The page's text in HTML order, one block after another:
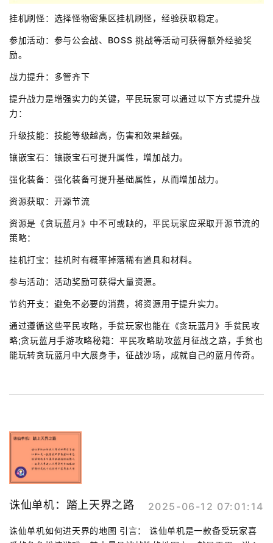
挂机刷怪：选择怪物密集区挂机刷怪，经验获取稳定。
参加活动：参与公会战、BOSS 挑战等活动可获得额外经验奖
励。
战力提升：多管齐下
提升战力是增强实力的关键，平民玩家可以通过以下方式提升战
力：
升级技能：技能等级越高，伤害和效果越强。
镶嵌宝石：镶嵌宝石可提升属性，增加战力。
强化装备：强化装备可提升基础属性，从而增加战力。
资源获取：开源节流
资源是《贪玩蓝月》中不可或缺的，平民玩家应采取开源节流的
策略：
挂机打宝：挂机时有概率掉落稀有道具和材料。
参与活动：活动奖励可获得大量资源。
节约开支：避免不必要的消费，将资源用于提升实力。
通过遵循这些平民攻略，手贫玩家也能在《贪玩蓝月》手贫民攻
略;贪玩蓝月手游攻略秘籍：平民攻略助攻蓝月征战之路，手贫也
能玩转贪玩蓝月中大展身手，征战沙场，成就自己的蓝月传奇。
诛仙单机：踏上天界之路 2025-06-12 07:01:14
诛仙单机如何进天界的地图 引言： 诛仙单机是一款备受玩家喜